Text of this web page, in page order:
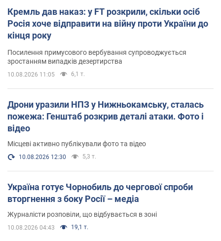
Кремль дав наказ: у FT розкрили, скільки осіб
Росія хоче відправити на війну проти України до
кінця року
Посилення примусового вербування супроводжується
зростанням випадків дезертирства
10.08.2026 11:05 6,1 т.
Дрони уразили НПЗ у Нижньокамську, сталась
пожежа: Генштаб розкрив деталі атаки. Фото і
відео
Місцеві активно публікували фото та відео
10.08.2026 12:30 5,3 т.
Україна готує Чорнобиль до чергової спроби
вторгнення з боку Росії – медіа
Журналісти розповіли, що відбувається в зоні
10.08.2026 04:43 19,1 т.